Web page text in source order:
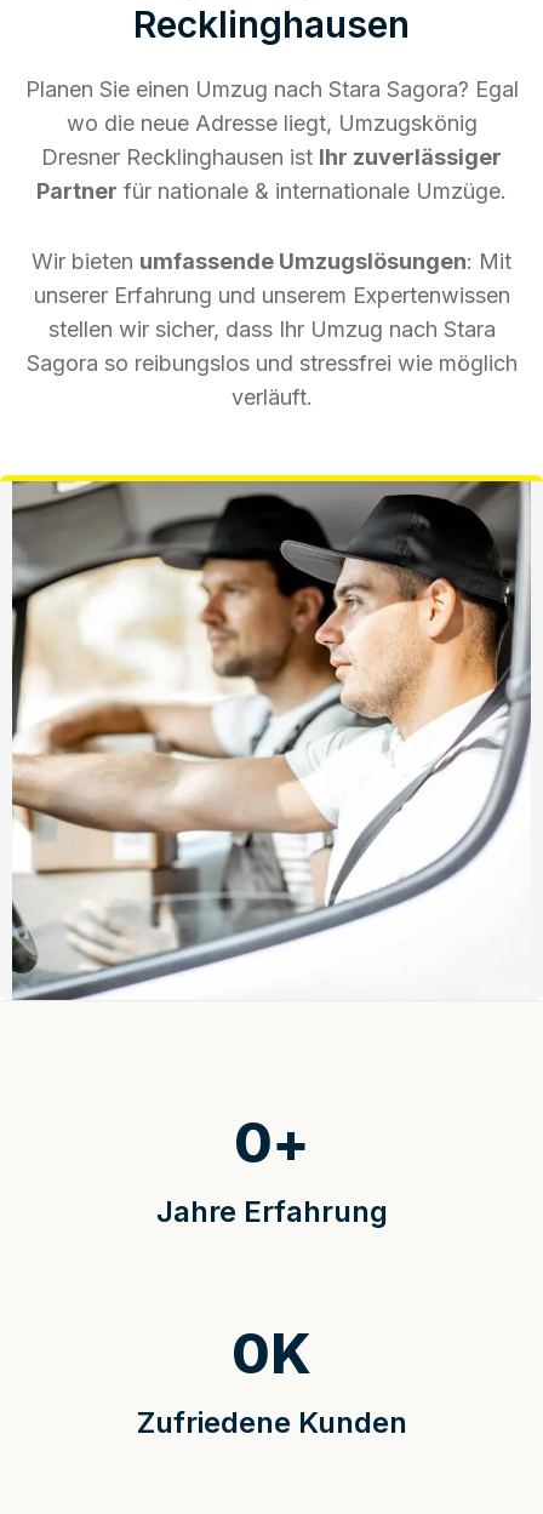
Recklinghausen
Planen Sie einen Umzug nach Stara Sagora? Egal
wo die neue Adresse liegt, Umzugskönig
Dresner Recklinghausen ist Ihr zuverlässiger
Partner für nationale & internationale Umzüge.
Wir bieten umfassende Umzugslösungen: Mit
unserer Erfahrung und unserem Expertenwissen
stellen wir sicher, dass Ihr Umzug nach Stara
Sagora so reibungslos und stressfrei wie möglich
verläuft.
Jahre Erfahrung
0+
Zufriedene Kunden
0K